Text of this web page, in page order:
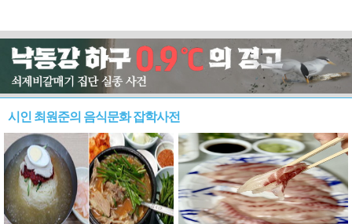
시인 최원준의 음식문화 잡학사전